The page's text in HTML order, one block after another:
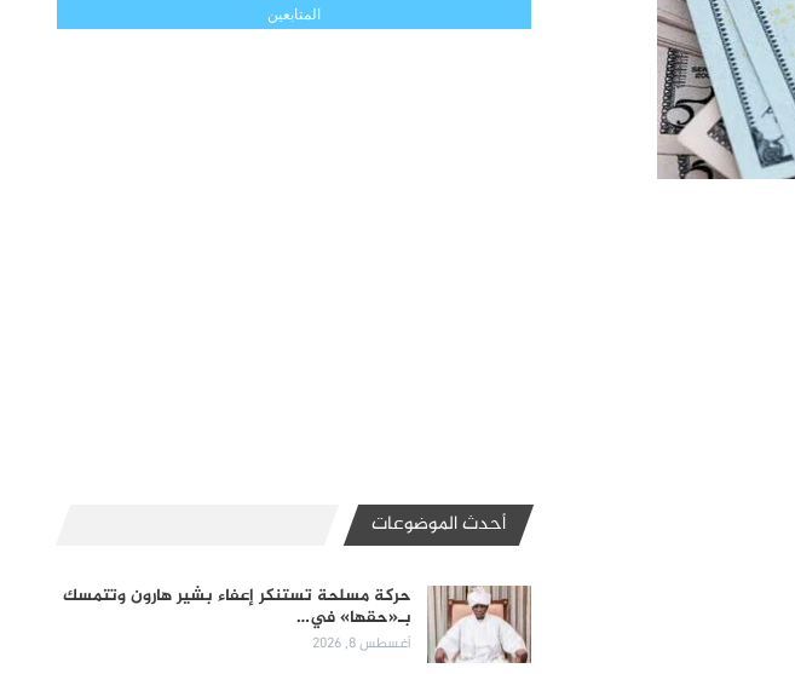
المتابعين
أحدث الموضوعات
حركة مسلحة تستنكر إعفاء بشير هارون وتتمسك
بـ«حقها» في…
أغسطس 8, 2026